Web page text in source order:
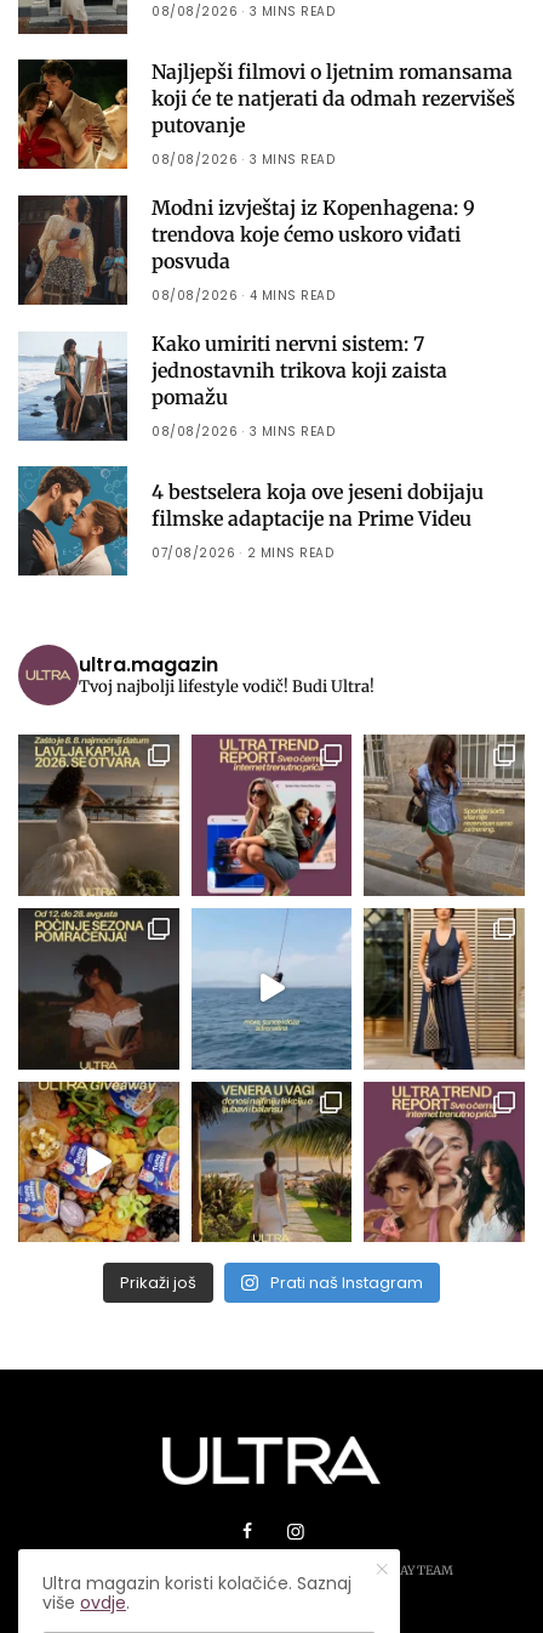
08/08/2026 3 MINS READ
Najljepši filmovi o ljetnim romansama
koji će te natjerati da odmah rezervišeš
putovanje
08/08/2026 3 MINS READ
Modni izvještaj iz Kopenhagena: 9
trendova koje ćemo uskoro viđati
posvuda
08/08/2026 4 MINS READ
Kako umiriti nervni sistem: 7
jednostavnih trikova koji zaista
pomažu
08/08/2026 3 MINS READ
4 bestselera koja ove jeseni dobijaju
filmske adaptacije na Prime Videu
07/08/2026 2 MINS READ
ultra.magazin
Tvoj najbolji lifestyle vodič! Budi Ultra!
Prikaži još Prati naš Instagram
© 2026 ULTRA MAGAZIN. SVA PRAVA ZADRŽANA.PLAY TEAM
Ultra magazin koristi kolačiće. Saznaj
višeovdje.